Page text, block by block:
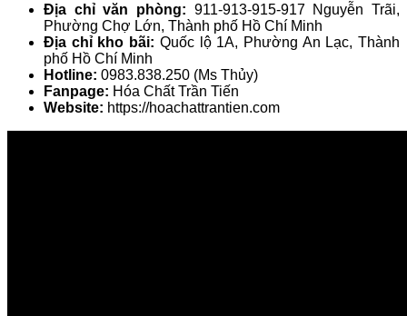
Địa chỉ văn phòng: 911-913-915-917 Nguyễn Trãi,
Phường Chợ Lớn, Thành phố Hồ Chí Minh
Địa chỉ kho bãi: Quốc lộ 1A, Phường An Lạc, Thành
phố Hồ Chí Minh
Hotline: 0983.838.250 (Ms Thủy)
Fanpage: Hóa Chất Trần Tiến
Website: https://hoachattrantien.com